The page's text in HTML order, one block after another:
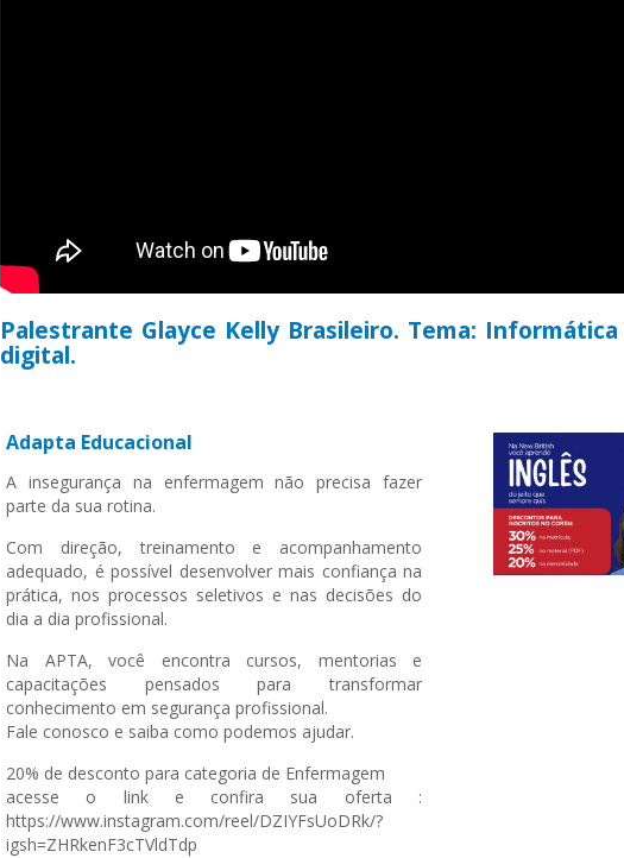
Palestrante Glayce Kelly Brasileiro. Tema:
digital.
Adapta Educacional
A insegurança na enfermagem não precisa fazer
parte da sua rotina.
Com direção, treinamento e acompanhamento
adequado, é possível desenvolver mais confiança na
prática, nos processos seletivos e nas decisões do
dia a dia profissional.
Na APTA, você encontra cursos, mentorias e
capacitações pensados para transformar
conhecimento em segurança profissional.
Fale conosco e saiba como podemos ajudar.
20% de desconto para categoria de Enfermagem
acesse o link e confira sua oferta :
https://www.instagram.com/reel/DZIYFsUoDRk/?
igsh=ZHRkenF3cTVldTdp